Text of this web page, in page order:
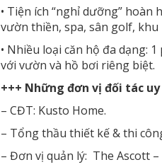
• Tiện ích “nghỉ dưỡng”
vườn thiền, spa, sân golf,
• Nhiều loại căn hộ đa dạng:
với vườn và hồ bơi riêng biệt.
+++ Những đơn vị đối tác
– CĐT: Kusto Home.
– Tổng thầu thiết kế & thi
– Đơn vị quản lý: The Ascott